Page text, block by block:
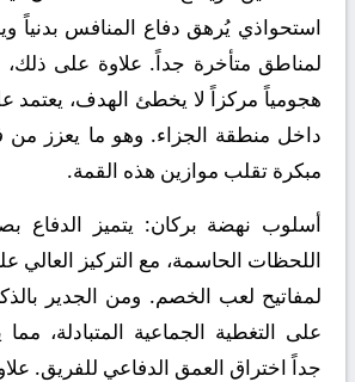
استحواذي يُرهق دفاع المنافس بدنياً
لمناطق متأخرة جداً. علاوة على ذلك،
هجومياً مركزاً لا يخطئ الهدف، يعتمد
داخل منطقة الجزاء. وهو ما يعزز
مبكرة تقلب موازين هذه القمة.
أسلوب نهضة بركان: يتميز الدفاع
اللحظات الحاسمة، مع التركيز العالي
لمفاتيح لعب الخصم. ومن الجدير
على التغطية الجماعية المتبادلة،
جداً اختراق العمق الدفاعي للفريق.